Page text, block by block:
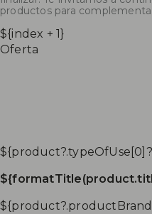
productos para
${index + 1}
Oferta